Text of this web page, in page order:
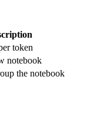
token
notebook
the notebook